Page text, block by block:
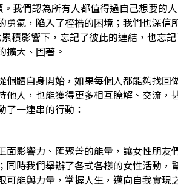
我們認為所有人都值得過自己想要的
氣，陷入了桎梏的困境；我們也深信
積影響下，忘記了彼此的連結，也忘
擴大、固著。
體自身開始，如果每個人都能夠找回
人，也能獲得更多相互瞭解、交流，
一連串的行動：
影響力、匯聚善的能量，讓女性朋友
時我們舉辦了各式各樣的女性活動，
能與力量，掌握人生，邁向自我實現